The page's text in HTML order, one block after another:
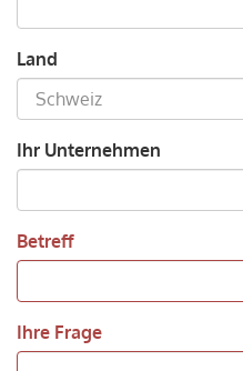
Land
Ihr Unternehmen
Betreff
Ihre Frage